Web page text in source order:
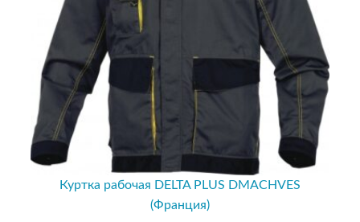
Куртка рабочая DELTA PLUS DMACHVES
(Франция)